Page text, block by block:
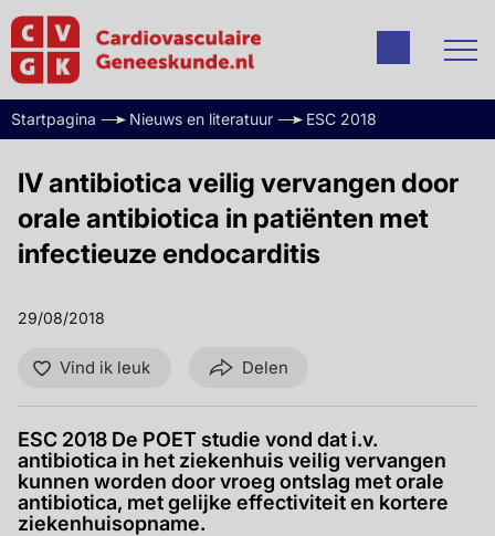
Startpagina Nieuws en literatuur ESC 2018
IV antibiotica veilig vervangen door
orale antibiotica in patiënten met
infectieuze endocarditis
29/08/2018
Vind ik leuk Delen
ESC 2018 De POET studie vond dat i.v.
antibiotica in het ziekenhuis veilig vervangen
kunnen worden door vroeg ontslag met orale
antibiotica, met gelijke effectiviteit en kortere
ziekenhuisopname.